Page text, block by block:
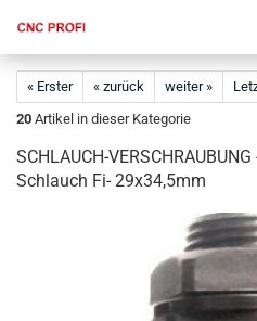
« Erster « zurück weiter »
20 Artikel in dieser Kategorie
SCHLAUCH-
Schlauch Fi- 29x34,5mm